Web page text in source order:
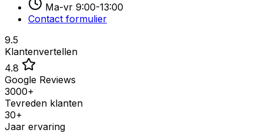
Ma-vr 9:00-13:00
Contact formulier
9.5
Klantenvertellen
4.8
Google Reviews
3000+
Tevreden klanten
30+
Jaar ervaring